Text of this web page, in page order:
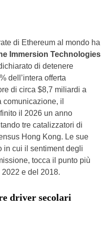
di Ethereum al mondo ha
Immersion Technologies
di detenere
dell’intera offerta
di circa $8,7 miliardi a
il
il 2026 un anno
tre catalizzatori di
Hong Kong. Le sue
in cui il sentiment degli
tocca il punto più
e del 2018.
driver secolari